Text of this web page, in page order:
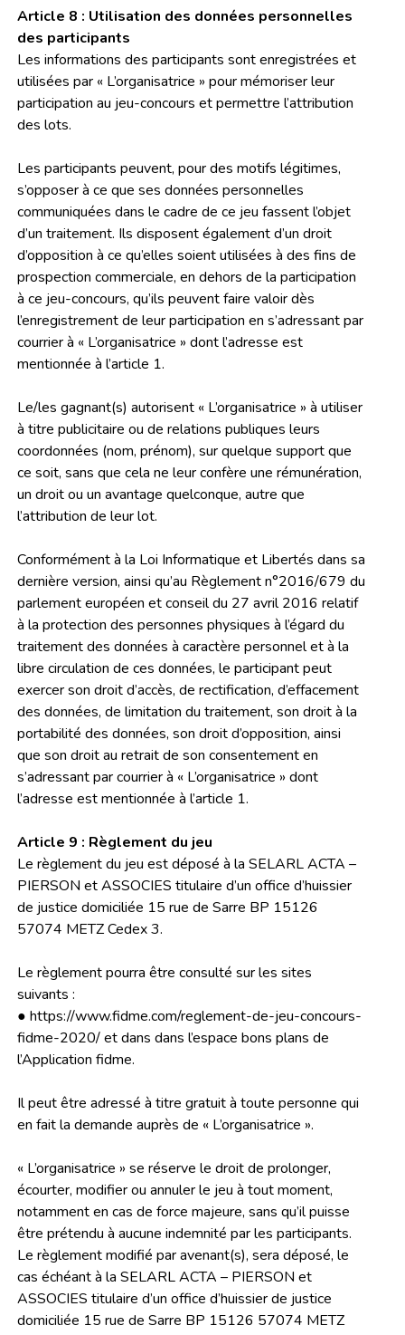
Article 8 : Utilisation des données personnelles
des participants
Les informations des participants sont enregistrées et
utilisées par « L’organisatrice » pour mémoriser leur
participation au jeu-concours et permettre l’attribution
des lots.
Les participants peuvent, pour des motifs légitimes,
s’opposer à ce que ses données personnelles
communiquées dans le cadre de ce jeu fassent l’objet
d’un traitement. Ils disposent également d’un droit
d’opposition à ce qu’elles soient utilisées à des fins de
prospection commerciale, en dehors de la participation
à ce jeu-concours, qu’ils peuvent faire valoir dès
l’enregistrement de leur participation en s’adressant par
courrier à « L’organisatrice » dont l’adresse est
mentionnée à l’article 1.
Le/les gagnant(s) autorisent « L’organisatrice » à utiliser
à titre publicitaire ou de relations publiques leurs
coordonnées (nom, prénom), sur quelque support que
ce soit, sans que cela ne leur confère une rémunération,
un droit ou un avantage quelconque, autre que
l’attribution de leur lot.
Conformément à la Loi Informatique et Libertés dans sa
dernière version, ainsi qu’au Règlement n°2016/679 du
parlement européen et conseil du 27 avril 2016 relatif
à la protection des personnes physiques à l’égard du
traitement des données à caractère personnel et à la
libre circulation de ces données, le participant peut
exercer son droit d’accès, de rectification, d’effacement
des données, de limitation du traitement, son droit à la
portabilité des données, son droit d’opposition, ainsi
que son droit au retrait de son consentement en
s’adressant par courrier à « L’organisatrice » dont
l’adresse est mentionnée à l’article 1.
Article 9 : Règlement du jeu
Le règlement du jeu est déposé à la SELARL ACTA –
PIERSON et ASSOCIES titulaire d’un office d’huissier
de justice domiciliée 15 rue de Sarre BP 15126
57074 METZ Cedex 3.
Le règlement pourra être consulté sur les sites
suivants :
● https://www.fidme.com/reglement-de-jeu-concours-
fidme-2020/ et dans dans l’espace bons plans de
l’Application fidme.
Il peut être adressé à titre gratuit à toute personne qui
en fait la demande auprès de « L’organisatrice ».
« L’organisatrice » se réserve le droit de prolonger,
écourter, modifier ou annuler le jeu à tout moment,
notamment en cas de force majeure, sans qu’il puisse
être prétendu à aucune indemnité par les participants.
Le règlement modifié par avenant(s), sera déposé, le
cas échéant à la SELARL ACTA – PIERSON et
ASSOCIES titulaire d’un office d’huissier de justice
domiciliée 15 rue de Sarre BP 15126 57074 METZ